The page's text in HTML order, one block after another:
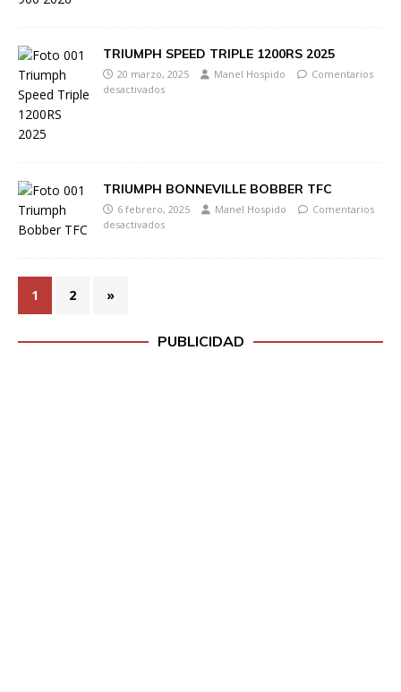
TRIUMPH SPEED TRIPLE 1200RS 2025
20 marzo, 2025 Manel Hospido
Comentarios
desactivados
TRIUMPH BONNEVILLE BOBBER TFC
6 febrero, 2025 Manel Hospido
Comentarios
desactivados
1 2 »
PUBLICIDAD